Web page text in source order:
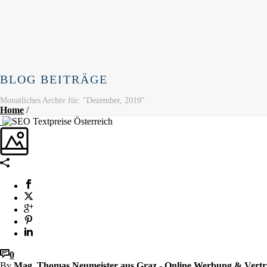
BLOG BEITRÄGE
Monatliches Archiv für: "Dezember, 2019"
Home /
0